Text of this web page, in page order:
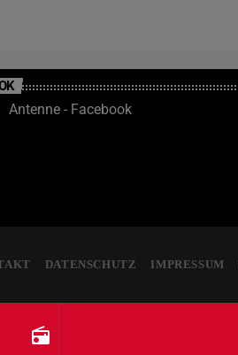
radio
Antenne - Facebook
DATENSCHUTZ IMPRESSUM